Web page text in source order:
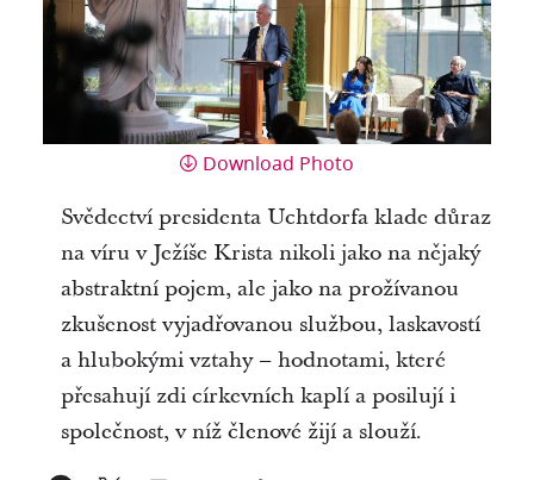
Download Photo
Svědectví presidenta Uchtdorfa klade důraz
na víru v Ježíše Krista nikoli jako na nějaký
abstraktní pojem, ale jako na prožívanou
zkušenost vyjadřovanou službou, laskavostí
a hlubokými vztahy – hodnotami, které
přesahují zdi církevních kaplí a posilují i
společnost, v níž členové žijí a slouží.